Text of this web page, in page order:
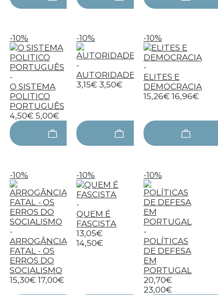
-10%
-
O SISTEMA
POLITICO
PORTUGUÊS
4,50€ 5,00€
-10%
-
AUTORIDADE
3,15€ 3,50€
-10%
-
ELITES E
DEMOCRACIA
15,26€ 16,96€
-10%
-
ARROGÂNCIA
FATAL - OS
ERROS DO
SOCIALISMO
15,30€ 17,00€
-10%
-
QUEM É
FASCISTA
13,05€
14,50€
-10%
-
POLÍTICAS
DE DEFESA
EM
PORTUGAL
20,70€
23,00€